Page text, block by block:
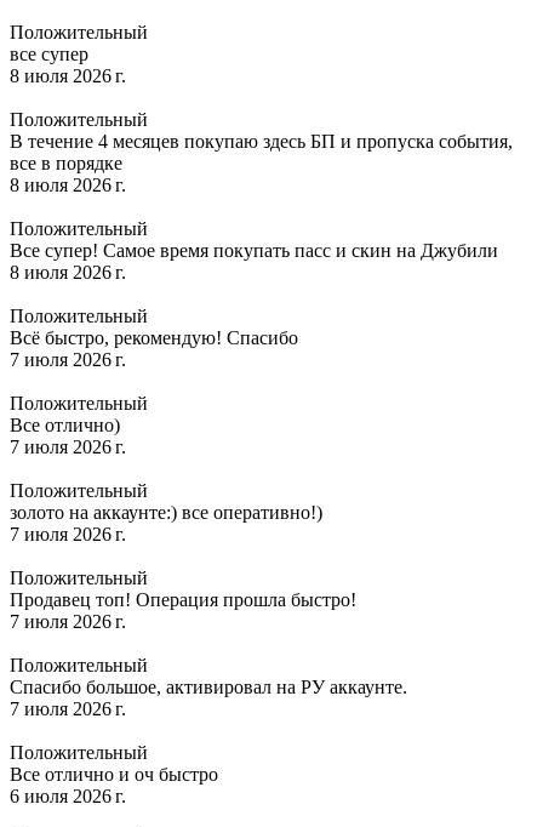
Положительный
все супер
8 июля 2026 г.
Положительный
В течение 4 месяцев покупаю здесь БП и пропуска события,
все в порядке
8 июля 2026 г.
Положительный
Все супер! Самое время покупать пасс и скин на Джубили
8 июля 2026 г.
Положительный
Всё быстро, рекомендую! Спасибо
7 июля 2026 г.
Положительный
Все отлично)
7 июля 2026 г.
Положительный
золото на аккаунте:) все оперативно!)
7 июля 2026 г.
Положительный
Продавец топ! Операция прошла быстро!
7 июля 2026 г.
Положительный
Спасибо большое, активировал на РУ аккаунте.
7 июля 2026 г.
Положительный
Все отлично и оч быстро
6 июля 2026 г.